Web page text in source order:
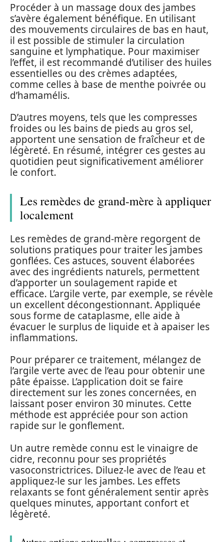
Procéder à un massage doux des jambes
s’avère également bénéfique. En utilisant
des mouvements circulaires de bas en haut,
il est possible de stimuler la circulation
sanguine et lymphatique. Pour maximiser
l’effet, il est recommandé d’utiliser des huiles
essentielles ou des crèmes adaptées,
comme celles à base de menthe poivrée ou
d’hamamélis.
D’autres moyens, tels que les compresses
froides ou les bains de pieds au gros sel,
apportent une sensation de fraîcheur et de
légèreté. En résumé, intégrer ces gestes au
quotidien peut significativement améliorer
le confort.
Les remèdes de grand-mère à appliquer
localement
Les remèdes de grand-mère regorgent de
solutions pratiques pour traiter les jambes
gonflées. Ces astuces, souvent élaborées
avec des ingrédients naturels, permettent
d’apporter un soulagement rapide et
efficace. L’argile verte, par exemple, se révèle
un excellent décongestionnant. Appliquée
sous forme de cataplasme, elle aide à
évacuer le surplus de liquide et à apaiser les
inflammations.
Pour préparer ce traitement, mélangez de
l’argile verte avec de l’eau pour obtenir une
pâte épaisse. L’application doit se faire
directement sur les zones concernées, en
laissant poser environ 30 minutes. Cette
méthode est appréciée pour son action
rapide sur le gonflement.
Un autre remède connu est le vinaigre de
cidre, reconnu pour ses propriétés
vasoconstrictrices. Diluez-le avec de l’eau et
appliquez-le sur les jambes. Les effets
relaxants se font généralement sentir après
quelques minutes, apportant confort et
légèreté.